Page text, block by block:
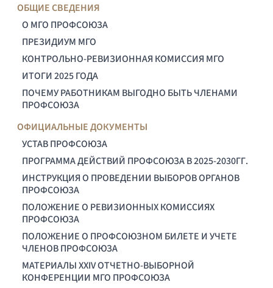
ОБЩИЕ СВЕДЕНИЯ
О МГО ПРОФСОЮЗА
ПРЕЗИДИУМ МГО
КОНТРОЛЬНО-РЕВИЗИОННАЯ КОМИССИЯ МГО
ИТОГИ 2025 ГОДА
ПОЧЕМУ РАБОТНИКАМ ВЫГОДНО БЫТЬ ЧЛЕНАМИ
ПРОФСОЮЗА
ОФИЦИАЛЬНЫЕ ДОКУМЕНТЫ
УСТАВ ПРОФСОЮЗА
ПРОГРАММА ДЕЙСТВИЙ ПРОФСОЮЗА В 2025-2030ГГ.
ИНСТРУКЦИЯ О ПРОВЕДЕНИИ ВЫБОРОВ ОРГАНОВ
ПРОФСОЮЗА
ПОЛОЖЕНИЕ О РЕВИЗИОННЫХ КОМИССИЯХ
ПРОФСОЮЗА
ПОЛОЖЕНИЕ О ПРОФСОЮЗНОМ БИЛЕТЕ И УЧЕТЕ
ЧЛЕНОВ ПРОФСОЮЗА
МАТЕРИАЛЫ XXIV ОТЧЕТНО-ВЫБОРНОЙ
КОНФЕРЕНЦИИ МГО ПРОФСОЮЗА